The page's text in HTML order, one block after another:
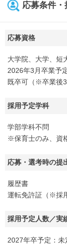
応募条件・
応募資格
大学院、大学、短
2026年3月卒業予
既卒可（※卒業後3
採用予定学科
学部学科不問
※保育士のみ、資
応募・選考時の提
履歴書
運転免許証（※採
採用予定人数／実
2027年卒予定：未